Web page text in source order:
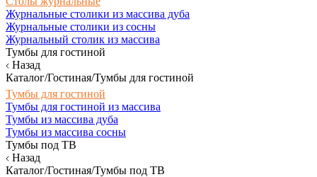
Журнальные столики из массива дуба
Журнальные столики из сосны
Журнальный столик из массива
Тумбы для гостиной
Назад
Каталог/Гостиная/Тумбы для гостиной
Тумбы для гостиной
Тумбы для гостиной из массива
Тумбы из массива дуба
Тумбы из массива сосны
Тумбы под ТВ
Назад
Каталог/Гостиная/Тумбы под ТВ